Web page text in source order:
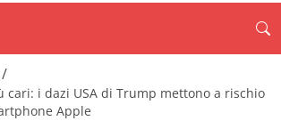
/
cari: i dazi USA di Trump mettono a rischio
Apple